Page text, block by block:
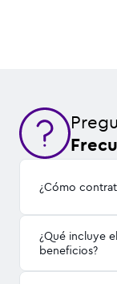
¿Cómo
¿Qué incluye
beneficios?